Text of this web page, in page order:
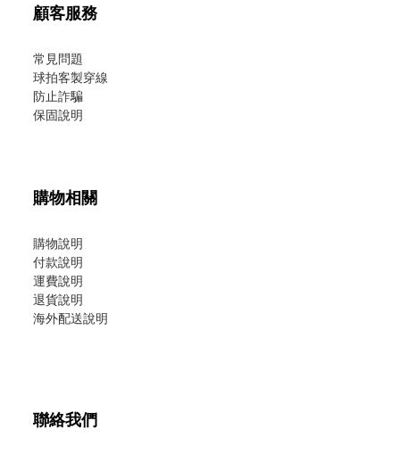
顧客服務
常見問題
球拍客製穿線
防止詐騙
保固說明
購物相關
購物說明
付款說明
運費說明
退貨說明
海外配送說明
聯絡我們